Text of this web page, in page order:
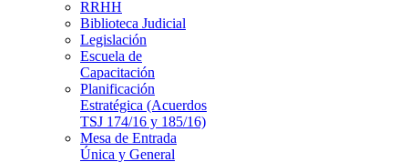
RRHH
Biblioteca Judicial
Legislación
Escuela de
Capacitación
Planificación
Estratégica (Acuerdos
TSJ 174/16 y 185/16)
Mesa de Entrada
Única y General